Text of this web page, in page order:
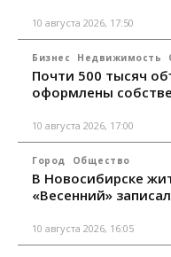
10 августа 2026, 17:50
Бизнес Недвижимость
Почти 500 тысяч
оформлены
10 августа 2026, 17:00
Город Общество
В Новосибирске
«Весенний»
10 августа 2026, 16:05